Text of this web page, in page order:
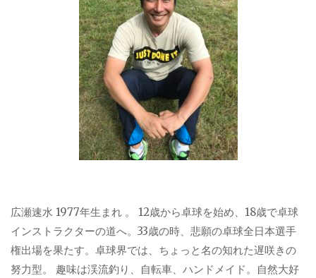
広瀬速水 1977年生まれ 。 12歳から卓球を始め、18歳で卓球
インストラクターの道へ。33歳の時、悲願の卓球全日本選手
権出場を果たす。卓球界では、ちょっと名の知れた遅咲きの
努力型。 趣味は渓流釣り、自転車、ハンドメイド。自然大好